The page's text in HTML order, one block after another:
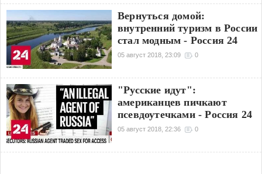
Вернуться домой:
внутренний туризм в России
стал модным - Россия 24
05 август 2018, 23:09 0
"Русские идут":
американцев пичкают
псевдоутечками - Россия 24
05 август 2018, 22:36 0